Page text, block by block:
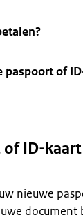
paspoort of
of ID-
nieuwe
document